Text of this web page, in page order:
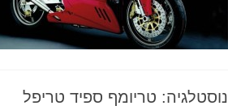
נוסטלגיה: טריומף ספיד טריפל